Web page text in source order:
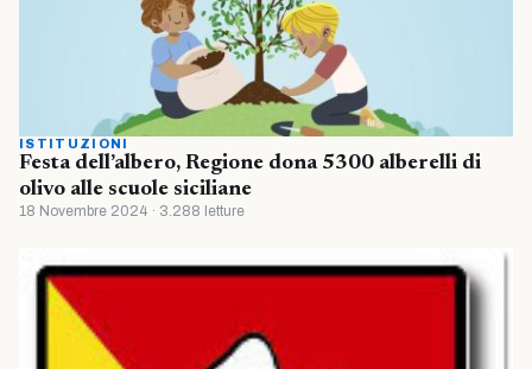
ISTITUZIONI
Festa dell’albero, Regione dona 5300 alberelli di
olivo alle scuole siciliane
18 Novembre 2024 · 3.288 letture